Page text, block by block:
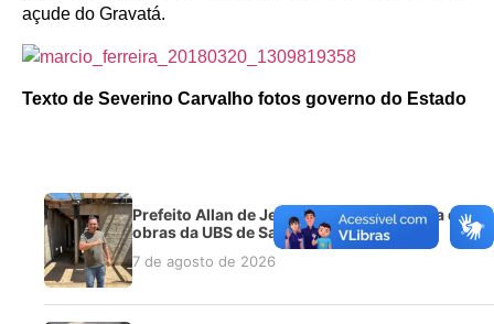
açude do Gravatá.
Texto de Severino Carvalho fotos governo do Estado
Prefeito Allan de Jesus anuncia retomada das
obras da UBS de Salinas
7 de agosto de 2026